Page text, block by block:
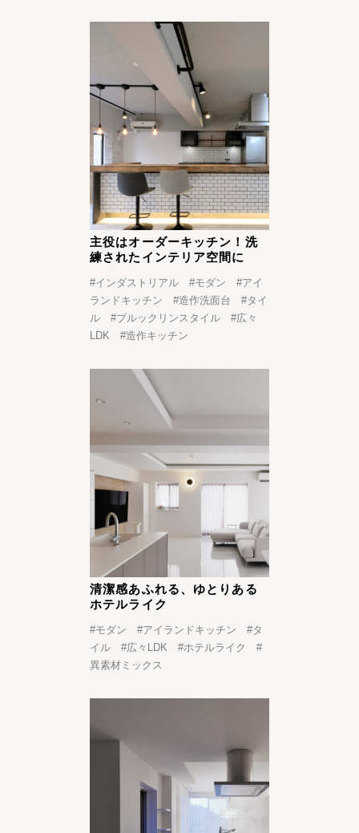
主役はオーダーキッチン！洗
練されたインテリア空間に
#インダストリアル #モダン #アイ
ランドキッチン
#造作洗面台 #タイ
ル
#ブルックリンスタイル #広々
LDK
#造作キッチン
清潔感あふれる、ゆとりある
ホテルライク
#モダン #アイランドキッチン #タ
イル
#広々LDK #ホテルライク
#
異素材ミックス